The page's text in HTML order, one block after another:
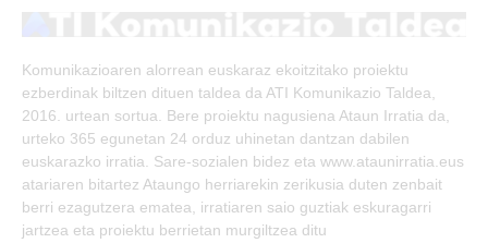
Komunikazioaren alorrean euskaraz ekoitzitako proiektu
ezberdinak biltzen dituen taldea da ATI Komunikazio Taldea,
2016. urtean sortua. Bere proiektu nagusiena Ataun Irratia da,
urteko 365 egunetan 24 orduz uhinetan dantzan dabilen
euskarazko irratia. Sare-sozialen bidez eta www.ataunirratia.eus
atariaren bitartez Ataungo herriarekin zerikusia duten zenbait
berri ezagutzera ematea, irratiaren saio guztiak eskuragarri
jartzea eta proiektu berrietan murgiltzea ditu